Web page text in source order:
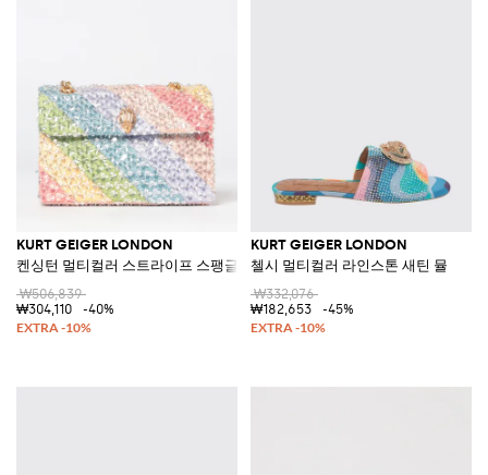
KURT GEIGER LONDON
켄싱턴 멀티컬러 스트라이프 스팽글 캔버스 백
₩506,839
₩304,110
-40%
KURT GEIGER LONDON
첼시 멀티컬러 라인스톤 새틴 뮬
₩332,076
₩182,653
-45%